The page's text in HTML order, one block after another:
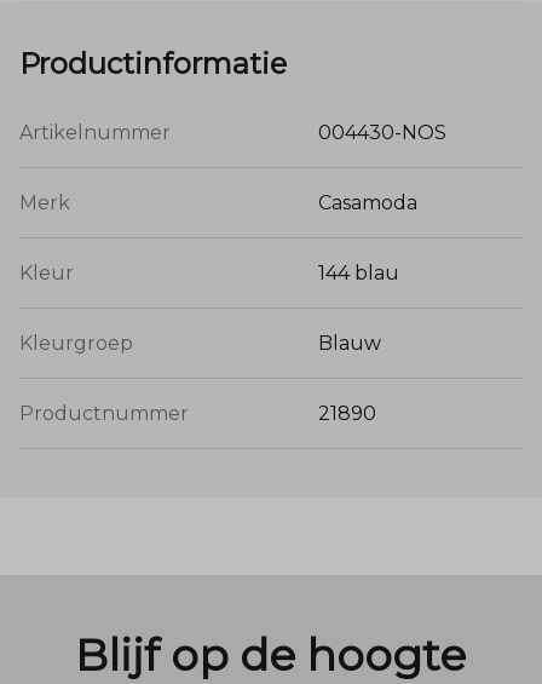
Productinformatie
Artikelnummer 004430-NOS
Merk Casamoda
Kleur 144 blau
Kleurgroep Blauw
Productnummer 21890
Blijf op de hoogte